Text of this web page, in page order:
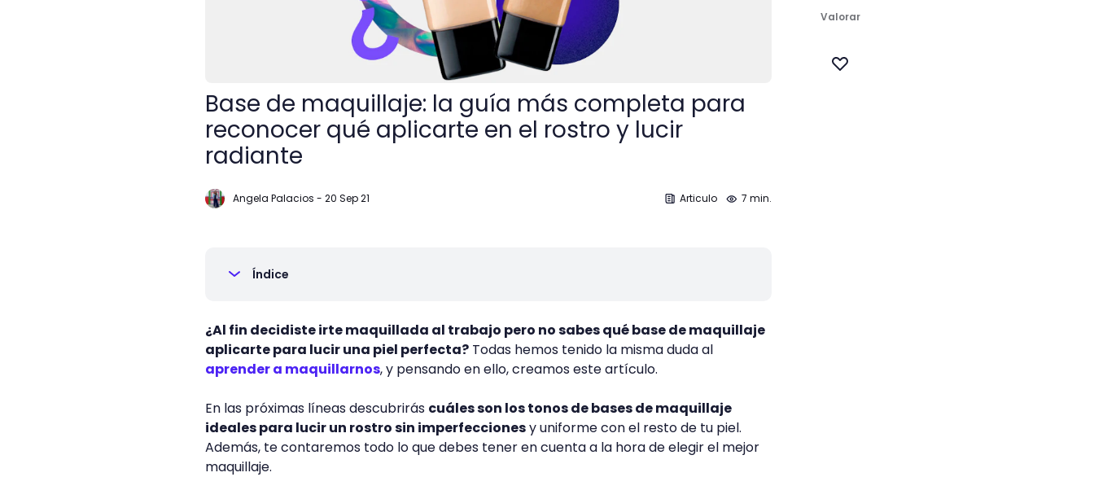
Base de maquillaje: la guía más completa para
reconocer qué aplicarte en el rostro y lucir
radiante
Angela Palacios - 20 Sep 21 Articulo 7 min.
Índice
¿Al fin decidiste irte maquillada al trabajo pero no sabes qué base de maquillaje
aplicarte para lucir una piel perfecta? Todas hemos tenido la misma duda al
aprender a maquillarnos, y pensando en ello, creamos este artículo.
En las próximas líneas descubrirás cuáles son los tonos de bases de maquillaje
ideales para lucir un rostro sin imperfeccionesy uniforme con el resto de tu piel.
Además, te contaremos todo lo que debes tener en cuenta a la hora de elegir el mejor
maquillaje.
Valorar